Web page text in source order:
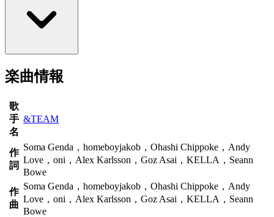
楽曲情報
歌
手
名
&TEAM
作
詞
Soma Genda，homeboyjakob，Ohashi Chippoke，Andy
Love，oni，Alex Karlsson，Goz Asai，KELLA，Seann
Bowe
作
曲
Soma Genda，homeboyjakob，Ohashi Chippoke，Andy
Love，oni，Alex Karlsson，Goz Asai，KELLA，Seann
Bowe